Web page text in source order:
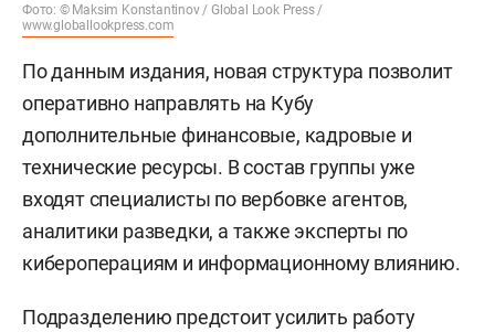
Фото: © Maksim Konstantinov / Global Look Press /
www.globallookpress.com
По данным издания, новая структура позволит
оперативно направлять на Кубу
дополнительные финансовые, кадровые и
технические ресурсы. В состав группы уже
входят специалисты по вербовке агентов,
аналитики разведки, а также эксперты по
кибероперациям и информационному влиянию.
Подразделению предстоит усилить работу